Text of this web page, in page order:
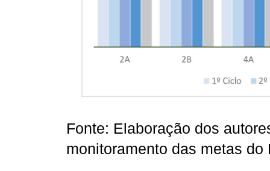
Fonte: Elaboração dos
monitoramento das metas do